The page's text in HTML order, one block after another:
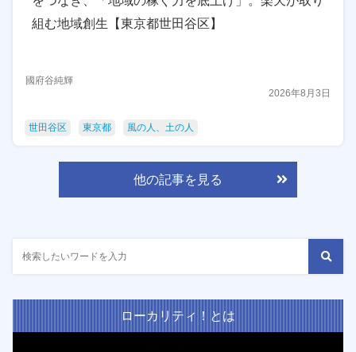
組む地域創生【東京都世田谷区】
國府谷純輝
2026年8月3日
世田谷区 東京都 風の人、土の人
他の記事を見る
ローカリティ！とは